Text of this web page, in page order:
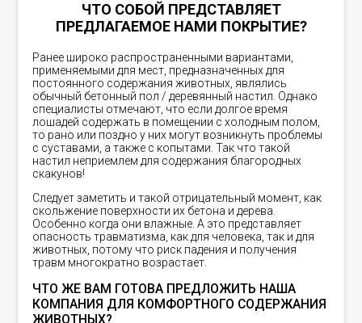
ЧТО СОБОЙ ПРЕДСТАВЛЯЕТ
ПРЕДЛАГАЕМОЕ НАМИ ПОКРЫТИЕ?
Ранее широко распространенными вариантами,
применяемыми для мест, предназначенных для
постоянного содержания животных, являлись
обычный бетонный пол / деревянный настил. Однако
специалисты отмечают, что если долгое время
лошадей содержать в помещении с холодным полом,
то рано или поздно у них могут возникнуть проблемы
с суставами, а также с копытами. Так что такой
настил неприемлем для содержания благородных
скакунов!
Следует заметить и такой отрицательный момент, как
скольжение поверхности их бетона и дерева.
Особенно когда они влажные. А это представляет
опасность травматизма, как для человека, так и для
животных, потому что риск падения и получения
травм многократно возрастает.
ЧТО ЖЕ ВАМ ГОТОВА ПРЕДЛОЖИТЬ НАША
КОМПАНИЯ ДЛЯ КОМФОРТНОГО СОДЕРЖАНИЯ
ЖИВОТНЫХ?